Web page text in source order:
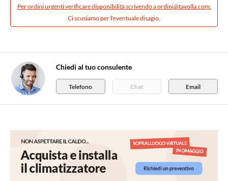
Per ordini urgenti verificare disponibilità scrivendo aordini@tavolla.com.
Ci scusiamo per l'eventuale disagio.
Chiedi al tuo consulente
Telefono Chat Email